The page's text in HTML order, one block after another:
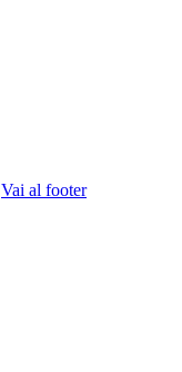
Vai al footer